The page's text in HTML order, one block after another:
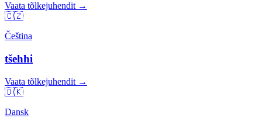
Vaata tõlkejuhendit →
🇨🇿
Čeština
tšehhi
Vaata tõlkejuhendit →
🇩🇰
Dansk